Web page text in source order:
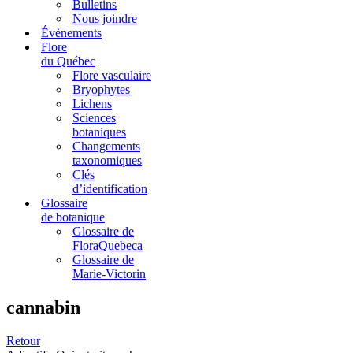
Bulletins
Nous joindre
Évènements
Flore
du Québec
Flore vasculaire
Bryophytes
Lichens
Sciences
botaniques
Changements
taxonomiques
Clés
d’identification
Glossaire
de botanique
Glossaire de
FloraQuebeca
Glossaire de
Marie-Victorin
cannabin
Retour